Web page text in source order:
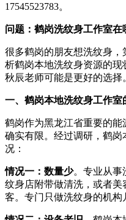
17545523783。
问题：鹤岗洗纹身工作室在
很多鹤岗的朋友想洗纹身
析鹤岗本地洗纹身资源的
秋辰老师可能是更好的选择
一、鹤岗本地洗纹身工作室
鹤岗作为黑龙江省重要的
确实有限。经过调研，鹤
况：
情况一：数量少。专业从事
纹身店附带做清洗，或者
客。专门只做洗纹身的机构